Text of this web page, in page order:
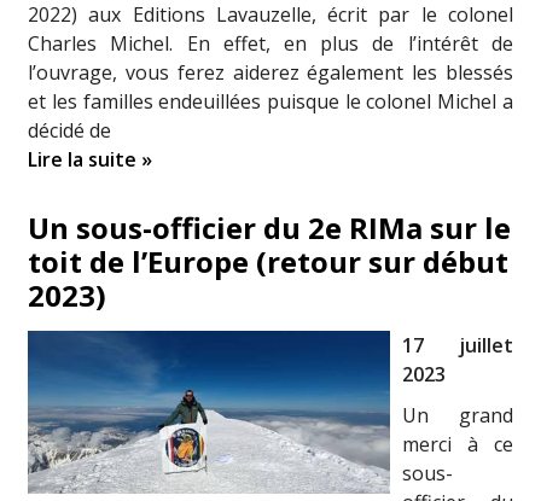
2022) aux Editions Lavauzelle, écrit par le colonel
Charles Michel. En effet, en plus de l’intérêt de
l’ouvrage, vous ferez aiderez également les blessés
et les familles endeuillées puisque le colonel Michel a
décidé de
Lire la suite »
Un sous-officier du 2e RIMa sur le
toit de l’Europe (retour sur début
2023)
17 juillet
2023
Un grand
merci à ce
sous-